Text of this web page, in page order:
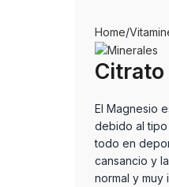
Home
El Magnesio
debido al
todo en
cansancio y
normal y muy